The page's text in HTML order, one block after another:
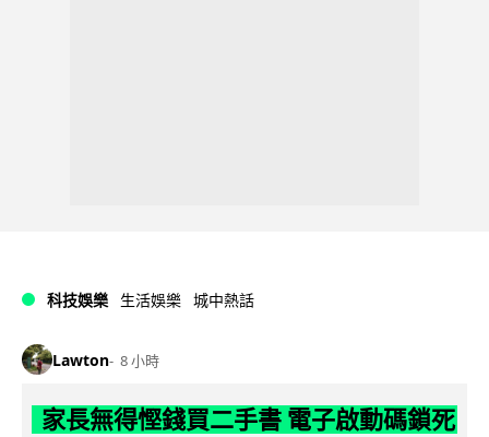
科技娛樂 生活娛樂 城中熱話
Lawton 8 小時
家長無得慳錢買二手書 電子啟動碼鎖死